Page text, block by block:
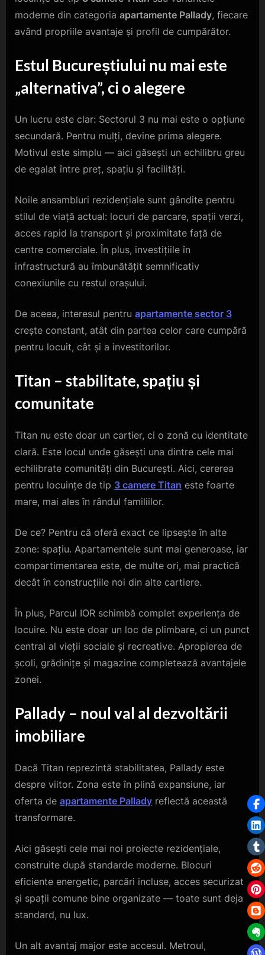
moderne din categoria apartamente Pallady, fiecare
având propriile avantaje și profil de cumpărător.
Estul Bucureștiului nu mai este
„alternativa”, ci o alegere
Un lucru este clar: Sectorul 3 nu mai este o opțiune
secundară. Pentru mulți, devine prima alegere.
Motivul este simplu — aici găsești un echilibru greu
de egalat între preț, spațiu și facilități.
Noile ansambluri rezidențiale sunt gândite pentru
stilul de viață actual: locuri de parcare, spații verzi,
acces rapid la transport și proximitate față de
centre comerciale. În plus, investițiile în
infrastructură au îmbunătățit semnificativ
conexiunile cu restul orașului.
De aceea, interesul pentru apartamente sector 3
crește constant, atât din partea celor care cumpără
pentru locuit, cât și a investitorilor.
Titan – stabilitate, spațiu și
comunitate
Titan nu este doar un cartier, ci o zonă cu identitate
clară. Este locul unde găsești una dintre cele mai
echilibrate comunități din București. Aici, cererea
pentru locuințe de tip 3 camere Titan este foarte
mare, mai ales în rândul familiilor.
De ce? Pentru că oferă exact ce lipsește în alte
zone: spațiu. Apartamentele sunt mai generoase, iar
compartimentarea este, de multe ori, mai practică
decât în construcțiile noi din alte cartiere.
În plus, Parcul IOR schimbă complet experiența de
locuire. Nu este doar un loc de plimbare, ci un punct
central al vieții sociale și recreative. Apropierea de
școli, grădinițe și magazine completează avantajele
zonei.
Pallady – noul val al dezvoltării
imobiliare
Dacă Titan reprezintă stabilitatea, Pallady este
despre viitor. Zona este în plină expansiune, iar
oferta de apartamente Pallady reflectă această
transformare.
Aici găsești cele mai noi proiecte rezidențiale,
construite după standarde moderne. Blocuri
eficiente energetic, parcări incluse, acces securizat
și spații comune bine organizate — toate sunt deja
standard, nu lux.
Un alt avantaj major este accesul. Metroul,